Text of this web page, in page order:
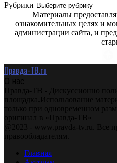
Рубрики
Материалы
ознакомительных целях и
администрации сайта, и
Правда-ТВ.ru
О нас
Правда-ТВ - Дискуссионно
площадка.Использование
только при одновременном
оригинал в «Правда-ТВ»
@2023 - www.pravda-tv.ru. Все
правообладателям.
Главная